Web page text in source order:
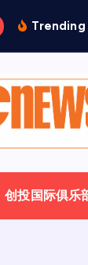
Trending
创投国际俱乐